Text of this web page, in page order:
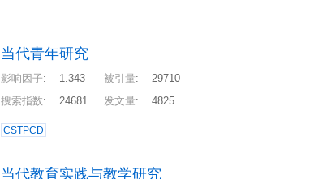
当代青年研究
影响因子: 1.343 被引量:
29710
搜索指数: 24681 发文量: 4825
CSTPCD
当代教育实践与教学研究